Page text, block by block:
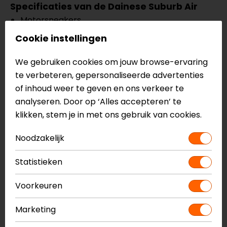
Specificaties van de Dainese Suburb Air
Motorsneakers
Urban
Ademend bovenwerk van stof en microvezel
Voering van mesh
Harde inzetstukken op enkel met D-Foam aan
binnenzijde
Schakelpad
Vetersluiting
Ortholite voetbed
CE EN 13634
Heb je meer informatie nodig over dit product?
Neem dancontact
met ons op of kom langs in één
vanonze winkelsin Breda, Capelle aan den IJssel,
Cookie instellingen
We gebruiken cookies om jouw browse-ervaring
te verbeteren, gepersonaliseerde advertenties
of inhoud weer te geven en ons verkeer te
analyseren. Door op ‘Alles accepteren’ te
klikken, stem je in met ons gebruik van cookies.
Noodzakelijk
Statistieken
Voorkeuren
Marketing